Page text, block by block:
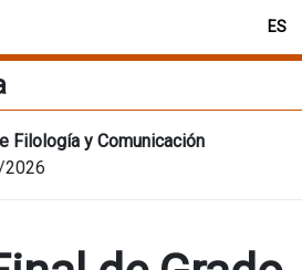
ES
Filología y Comunicación
2026